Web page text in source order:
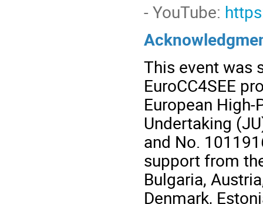
- YouTube:
This event was
EuroCC4SEE
European
Undertaking
and No.
support from
Bulgaria,
Denmark,